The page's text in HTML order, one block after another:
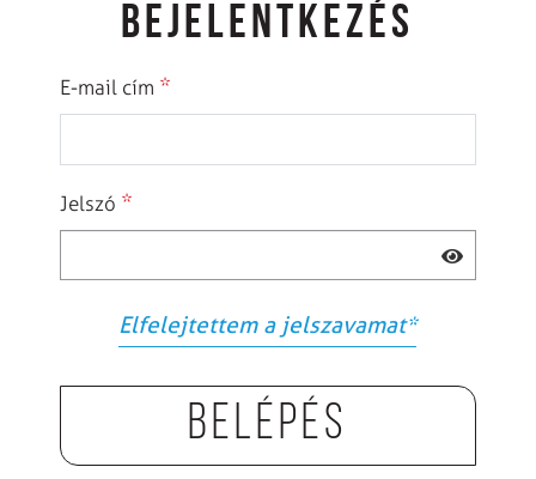
BEJELENTKEZÉS
E-mail cím *
Jelszó *
Elfelejtettem a jelszavamat*
Belépés